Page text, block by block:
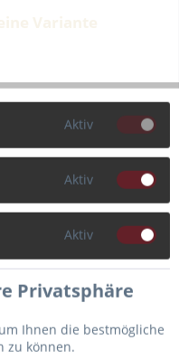
L
Aktiv
Aktiv
Aktiv
Privatsphäre
Ihnen die bestmögliche
zu können.